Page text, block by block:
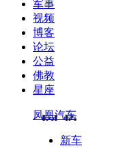
军事
视频
博客
论坛
公益
佛教
星座
凤凰汽车
新车